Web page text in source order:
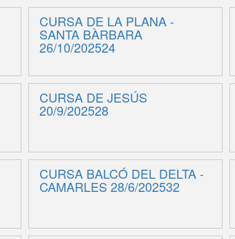
CURSA DE LA PLANA -
SANTA BÀRBARA
26/10/202524
CURSA DE JESÚS
20/9/202528
CURSA BALCÓ DEL DELTA -
CAMARLES 28/6/202532